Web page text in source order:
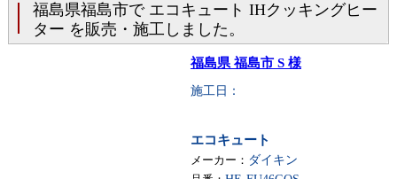
福島県福島市で エコキュート IHクッキングヒー
ター を販売・施工しました。
福島県 福島市 S 様
施工日：
エコキュート
メーカー： ダイキン